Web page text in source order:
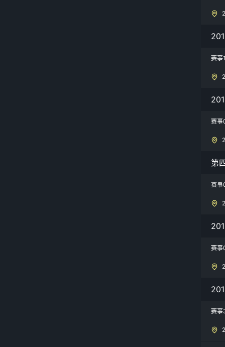
赛事
赛事
第
赛事
赛事
赛事